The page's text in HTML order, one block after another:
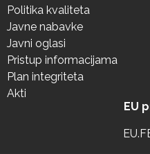
Politika kvaliteta
Javne nabavke
Javni oglasi
Pristup informacijama
Plan integriteta
Akti
EU